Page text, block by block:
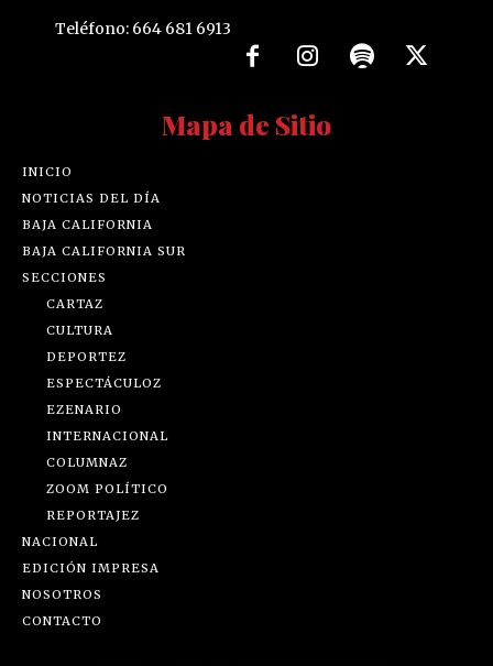
Teléfono: 664 681 6913
Mapa de Sitio
INICIO
NOTICIAS DEL DÍA
BAJA CALIFORNIA
BAJA CALIFORNIA SUR
SECCIONES
CARTAZ
CULTURA
DEPORTEZ
ESPECTÁCULOZ
EZENARIO
INTERNACIONAL
COLUMNAZ
ZOOM POLÍTICO
REPORTAJEZ
NACIONAL
EDICIÓN IMPRESA
NOSOTROS
CONTACTO